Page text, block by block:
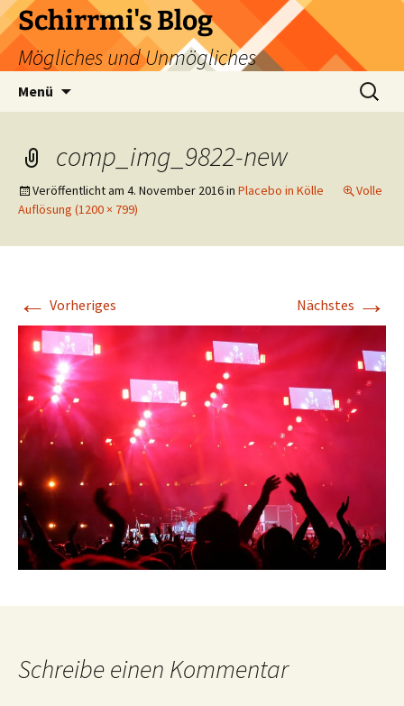
Zum
Inhalt
springen
Schirrmi's Blog
Mögliches und Unmögliches
Menü
Suchen
nach:
comp_img_9822-new
Veröffentlicht am 4. November 2016in Placebo in Kölle
Volle
Auflösung (1200 × 799)
← Vorheriges Nächstes →
Schreibe einen Kommentar